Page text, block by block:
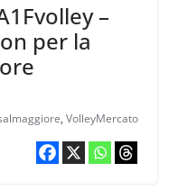
–
per la
, VolleyMercato